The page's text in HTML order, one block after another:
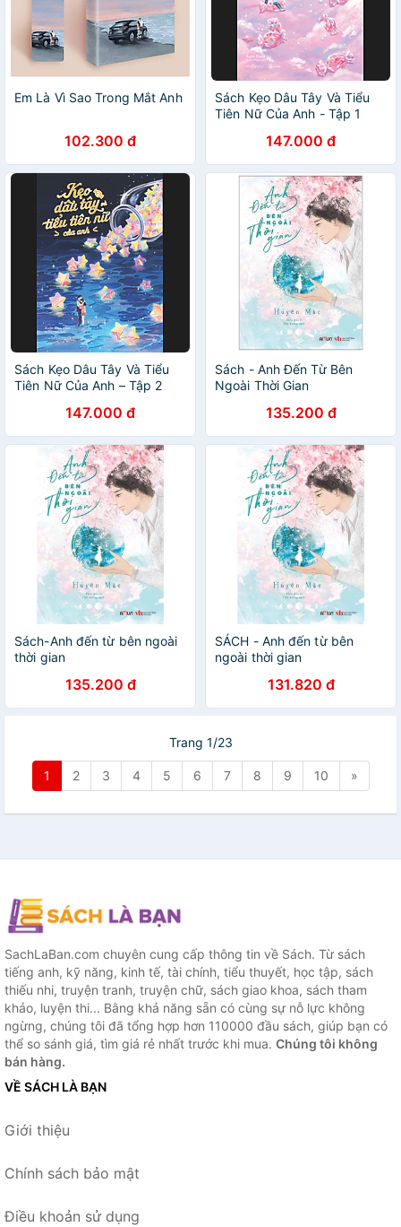
Em Là Vì Sao Trong Mắt Anh
102.300 đ
Sách Kẹo Dâu Tây Và Tiểu
Tiên Nữ Của Anh - Tập 1
147.000 đ
Sách Kẹo Dâu Tây Và Tiểu
Tiên Nữ Của Anh – Tập 2
147.000 đ
Sách - Anh Đến Từ Bên
Ngoài Thời Gian
135.200 đ
Sách-Anh đến từ bên ngoài
thời gian
135.200 đ
SÁCH - Anh đến từ bên
ngoài thời gian
131.820 đ
Trang 1/23
1 2 3 4 5 6 7 8 9 10 »
SachLaBan.com chuyên cung cấp thông tin về Sách. Từ sách
tiếng anh, kỹ năng, kinh tế, tài chính, tiểu thuyết, học tập, sách
thiếu nhi, truyện tranh, truyện chữ, sách giao khoa, sách tham
khảo, luyện thi... Bằng khả năng sẵn có cùng sự nỗ lực không
ngừng, chúng tôi đã tổng hợp hơn 110000 đầu sách, giúp bạn có
thể so sánh giá, tìm giá rẻ nhất trước khi mua. Chúng tôi không
bán hàng.
VỀ SÁCH LÀ BẠN
Giới thiệu
Chính sách bảo mật
Điều khoản sử dụng